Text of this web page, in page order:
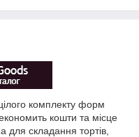
комплекту форм
кошти та місце
для складання тортів,